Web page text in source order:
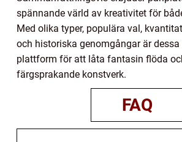
spännande värld av kreativitet för
Med olika typer, populära val,
och historiska genomgångar är
plattform för att låta fantasin flöda
färgsprakande konstverk.
FAQ